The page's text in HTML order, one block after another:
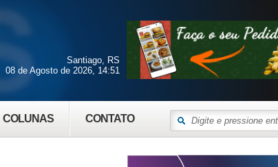
COLUNAS CONTATO
Santiago, RS
08 de Agosto de 2026, 14:51